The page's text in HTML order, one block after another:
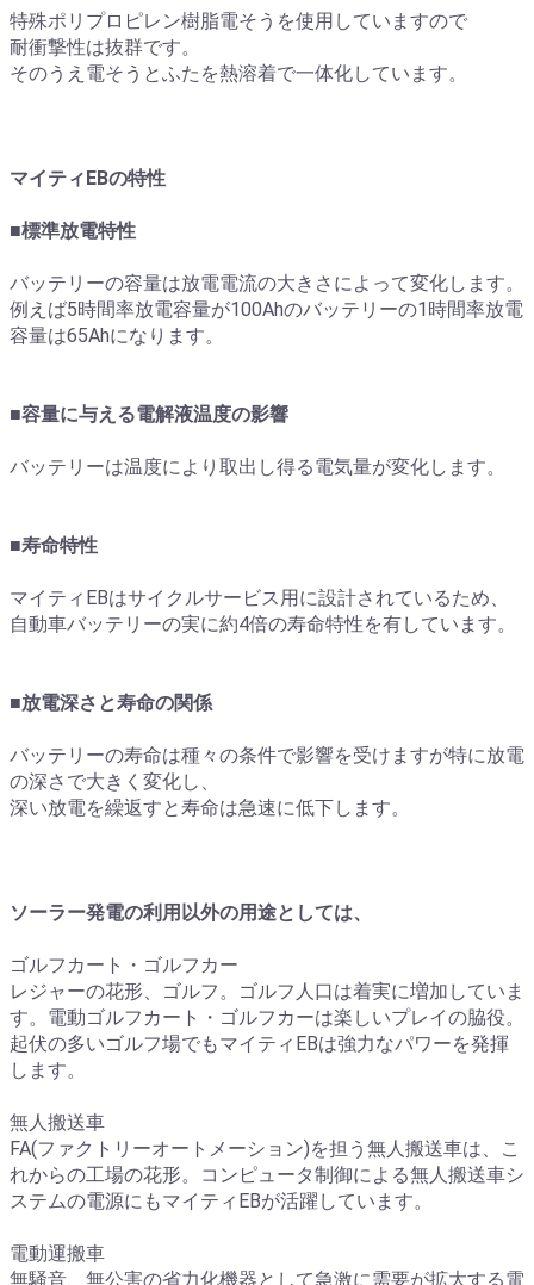
特殊ポリプロピレン樹脂電そうを使用していますので
耐衝撃性は抜群です。
そのうえ電そうとふたを熱溶着で一体化しています。
マイティEBの特性
■標準放電特性
バッテリーの容量は放電電流の大きさによって変化します。
例えば5時間率放電容量が100Ahのバッテリーの1時間率放電
容量は65Ahになります。
■容量に与える電解液温度の影響
バッテリーは温度により取出し得る電気量が変化します。
■寿命特性
マイティEBはサイクルサービス用に設計されているため、
自動車バッテリーの実に約4倍の寿命特性を有しています。
■放電深さと寿命の関係
バッテリーの寿命は種々の条件で影響を受けますが特に放電
の深さで大きく変化し、
深い放電を繰返すと寿命は急速に低下します。
ソーラー発電の利用以外の用途としては、
ゴルフカート・ゴルフカー
レジャーの花形、ゴルフ。ゴルフ人口は着実に増加していま
す。電動ゴルフカート・ゴルフカーは楽しいプレイの脇役。
起伏の多いゴルフ場でもマイティEBは強力なパワーを発揮
します。
無人搬送車
FA(ファクトリーオートメーション)を担う無人搬送車は、こ
れからの工場の花形。コンピュータ制御による無人搬送車シ
ステムの電源にもマイティEBが活躍しています。
電動運搬車
無騒音、無公害の省力化機器として急激に需要が拡大する電